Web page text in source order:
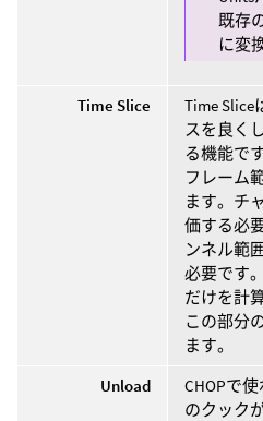
既存
に変
Time Slice
Time
スを良く
る機能で
フレーム
ます。チ
価する必
ンネル範
必要です
だけを計
この部分
ます。
Unload
CHOPで
のクック